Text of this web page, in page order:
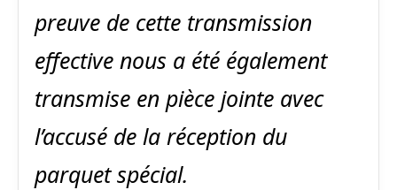
preuve de cette transmission
effective nous a été également
transmise en pièce jointe avec
l’accusé de la réception du
parquet spécial.